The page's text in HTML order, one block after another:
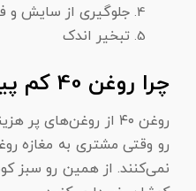
جلوگیری از سایش و
تبخیر اندک
چرا روغن 40 کم پیداست؟